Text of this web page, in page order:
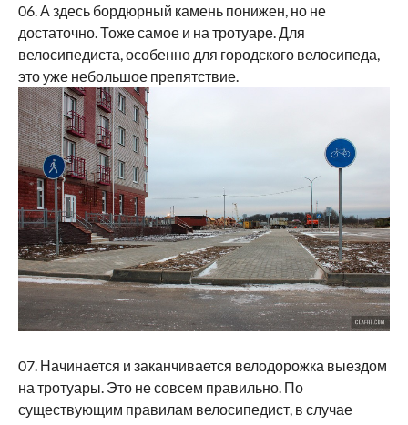
06. А здесь бордюрный камень понижен, но не
достаточно. Тоже самое и на тротуаре. Для
велосипедиста, особенно для городского велосипеда,
это уже небольшое препятствие.
07. Начинается и заканчивается велодорожка выездом
на тротуары. Это не совсем правильно. По
существующим правилам велосипедист, в случае